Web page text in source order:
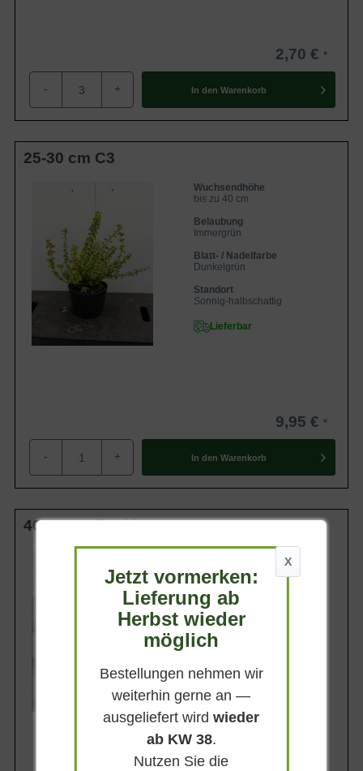
Standort
Sonnig bis halbschattig
Der Euonymus fortunei 'Emerald'n Gold'
(Gelbbunte Kriechspindel 'Emerald'n
Gold') erweist sich als echte Augenweide!
ansprechende Akzente in Ihrem Garten.
Diese Pflanze ist eine frostharte, robuste
2,70 €
- + In den Warenkorb
25-30 cm C3
Wuchsendhöhe
bis zu 40 cm
Belaubung
Immergrün
Blatt- / Nadelfarbe
Dunkelgrün
Standort
Sonnig-halbschattig
Lieferbar
9,95 €
- + In den Warenkorb
40-50 cm (breit) C10
Belaubung
Immergrün
Blatt- / Nadelfarbe
Dunkelgrün
Sonnig-halbschattig
Lieferbar
X
Jetzt vormerken:
Lieferung ab
Herbst wieder
möglich
Bestellungen nehmen wir
weiterhin gerne an —
ausgeliefert wirdwieder
ab KW 38.
Nutzen Sie die